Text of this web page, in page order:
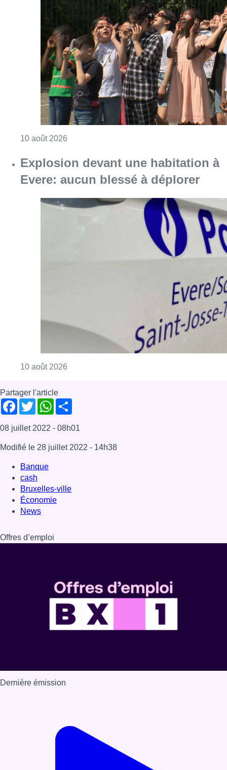
10 août 2026
Explosion devant une habitation à
Evere: aucun blessé à déplorer
10 août 2026
Partager l'article
Facebook
TwitterWhatsApp
08 juillet 2022 - 08h01
Modifié le 28 juillet 2022 - 14h38
Banque
cash
Bruxelles-ville
Économie
News
Offres d’emploi
Dernière émission